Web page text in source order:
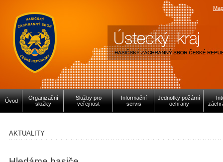
Úvod
Organizační
složky
Služby pro
veřejnost
Informační
servis
Jednotky požární
ochrany
AKTUALITY